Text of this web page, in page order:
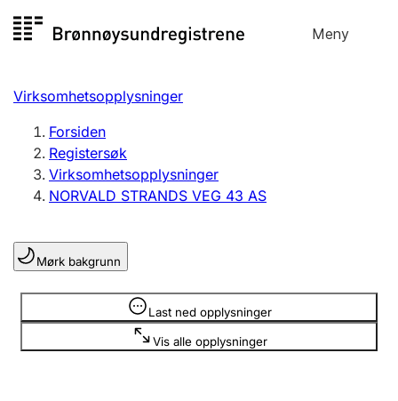
til
Meny
Registersøk
Aksjeselskap
Enkeltpersonforetak
Registrere, endre, slette
Lag og forening
Registrere, endre, slette
Virksomhetsopplysninger
Forsiden
Registersøk
Virksomhetsopplysninger
NORVALD STRANDS VEG 43 AS
Mørk bakgrunn
Last ned opplysninger
Vis alle opplysninger
Opplysninger er skjult